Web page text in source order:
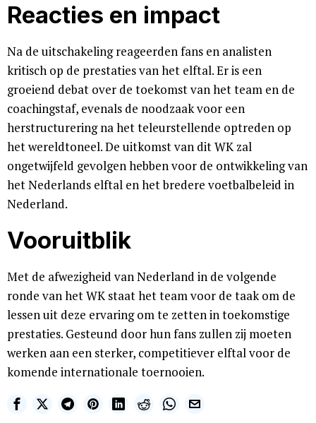
Reacties en impact
Na de uitschakeling reageerden fans en analisten
kritisch op de prestaties van het elftal. Er is een
groeiend debat over de toekomst van het team en de
coachingstaf, evenals de noodzaak voor een
herstructurering na het teleurstellende optreden op
het wereldtoneel. De uitkomst van dit WK zal
ongetwijfeld gevolgen hebben voor de ontwikkeling van
het Nederlands elftal en het bredere voetbalbeleid in
Nederland.
Vooruitblik
Met de afwezigheid van Nederland in de volgende
ronde van het WK staat het team voor de taak om de
lessen uit deze ervaring om te zetten in toekomstige
prestaties. Gesteund door hun fans zullen zij moeten
werken aan een sterker, competitiever elftal voor de
komende internationale toernooien.